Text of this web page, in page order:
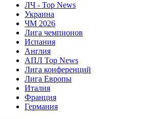
ЛЧ - Top News
Украина
ЧМ 2026
Лига чемпионов
Испания
Англия
АПЛ Top News
Лига конференций
Лига Европы
Италия
Франция
Германия